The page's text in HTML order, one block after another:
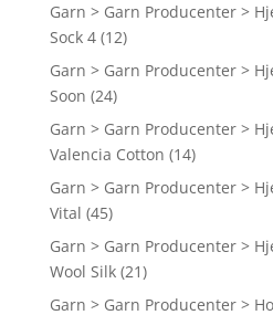
Garn > Garn Producenter >
Sock 4 (12)
Garn > Garn Producenter >
Soon (24)
Garn > Garn Producenter >
Valencia Cotton (14)
Garn > Garn Producenter >
Vital (45)
Garn > Garn Producenter >
Wool Silk (21)
Garn > Garn Producenter >